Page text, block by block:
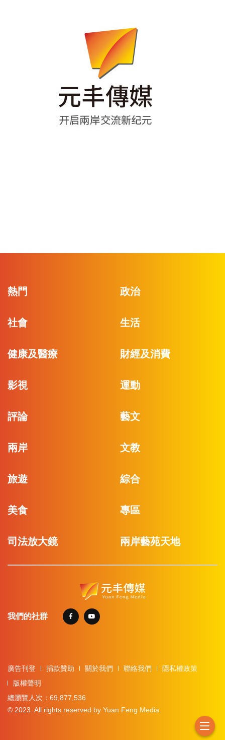
熱門 政治
社會 生活
健康及醫療 財經及消費
影視 運動
評論 藝文
兩岸 文教
旅遊 綜合
美食 專區
司法放大鏡 兩岸藝苑天地
我們的社群
廣告刊登 捐款贊助 關於我們 聯絡我們
隱私權政策
版權聲明
總瀏覽人次：69,877,536
© 2023. All rights reserved by Yuan Feng Media.